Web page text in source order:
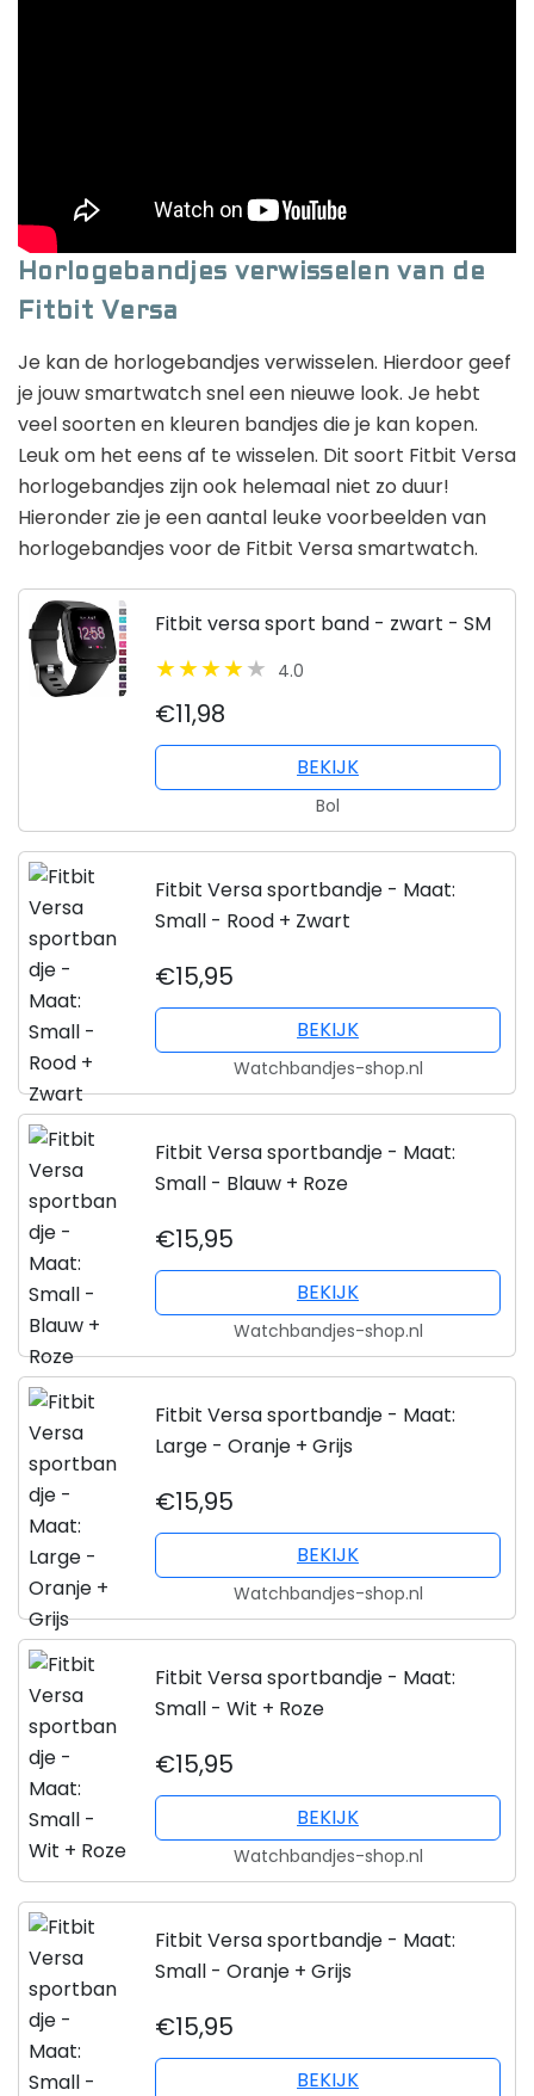
Horlogebandjes verwisselen van de
Fitbit Versa
Je kan de horlogebandjes verwisselen. Hierdoor geef
je jouw smartwatch snel een nieuwe look. Je hebt
veel soorten en kleuren bandjes die je kan kopen.
Leuk om het eens af te wisselen. Dit soort Fitbit Versa
horlogebandjes zijn ook helemaal niet zo duur!
Hieronder zie je een aantal leuke voorbeelden van
horlogebandjes voor de Fitbit Versa smartwatch.
Fitbit versa sport band - zwart - SM
4.0
€11,98
BEKIJK
Bol
Fitbit Versa sportbandje - Maat:
Small - Rood + Zwart
€15,95
BEKIJK
Watchbandjes-shop.nl
Fitbit Versa sportbandje - Maat:
Small - Blauw + Roze
€15,95
BEKIJK
Watchbandjes-shop.nl
Fitbit Versa sportbandje - Maat:
Large - Oranje + Grijs
€15,95
BEKIJK
Watchbandjes-shop.nl
Fitbit Versa sportbandje - Maat:
Small - Wit + Roze
€15,95
BEKIJK
Watchbandjes-shop.nl
Fitbit Versa sportbandje - Maat:
Small - Oranje + Grijs
€15,95
BEKIJK